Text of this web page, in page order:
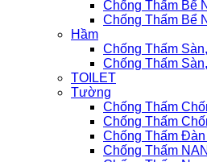
Chống Thấm Bể
Chống Thấm Bể
Hầm
Chống Thấm
Chống Thấm
TOILET
Tường
Chống Thấm
Chống Thấm
Chống Thấm
Chống Thấm